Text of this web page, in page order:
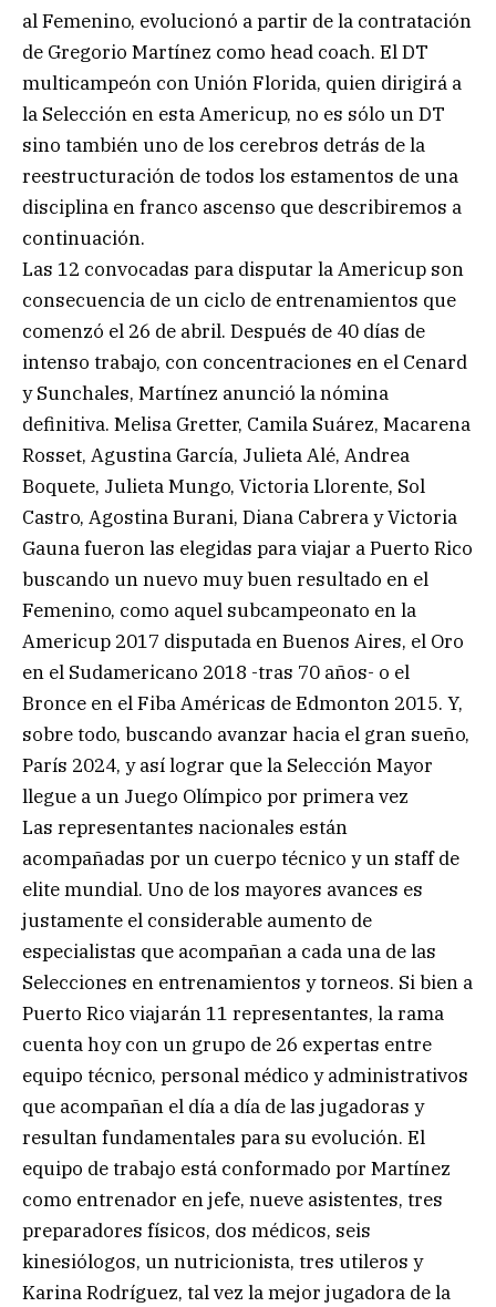
al Femenino, evolucionó a partir de la contratación
de Gregorio Martínez como head coach. El DT
multicampeón con Unión Florida, quien dirigirá a
la Selección en esta Americup, no es sólo un DT
sino también uno de los cerebros detrás de la
reestructuración de todos los estamentos de una
disciplina en franco ascenso que describiremos a
continuación.
Las 12 convocadas para disputar la Americup son
consecuencia de un ciclo de entrenamientos que
comenzó el 26 de abril. Después de 40 días de
intenso trabajo, con concentraciones en el Cenard
y Sunchales, Martínez anunció la nómina
definitiva. Melisa Gretter, Camila Suárez, Macarena
Rosset, Agustina García, Julieta Alé, Andrea
Boquete, Julieta Mungo, Victoria Llorente, Sol
Castro, Agostina Burani, Diana Cabrera y Victoria
Gauna fueron las elegidas para viajar a Puerto Rico
buscando un nuevo muy buen resultado en el
Femenino, como aquel subcampeonato en la
Americup 2017 disputada en Buenos Aires, el Oro
en el Sudamericano 2018 -tras 70 años- o el
Bronce en el Fiba Américas de Edmonton 2015. Y,
sobre todo, buscando avanzar hacia el gran sueño,
París 2024, y así lograr que la Selección Mayor
llegue a un Juego Olímpico por primera vez
Las representantes nacionales están
acompañadas por un cuerpo técnico y un staff de
elite mundial. Uno de los mayores avances es
justamente el considerable aumento de
especialistas que acompañan a cada una de las
Selecciones en entrenamientos y torneos. Si bien a
Puerto Rico viajarán 11 representantes, la rama
cuenta hoy con un grupo de 26 expertas entre
equipo técnico, personal médico y administrativos
que acompañan el día a día de las jugadoras y
resultan fundamentales para su evolución. El
equipo de trabajo está conformado por Martínez
como entrenador en jefe, nueve asistentes, tres
preparadores físicos, dos médicos, seis
kinesiólogos, un nutricionista, tres utileros y
Karina Rodríguez, tal vez la mejor jugadora de la